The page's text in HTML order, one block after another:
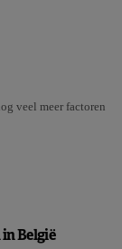
veel meer factoren
België